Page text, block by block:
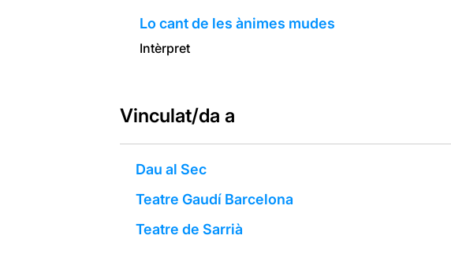
Lo cant de les ànimes mudes
Intèrpret
Vinculat/da a
Dau al Sec
Teatre Gaudí Barcelona
Teatre de Sarrià